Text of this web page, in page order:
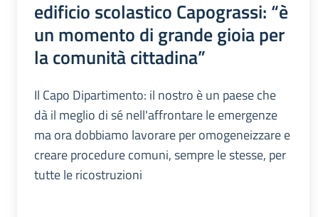
edificio scolastico Capograssi: “è
un momento di grande gioia per
la comunità cittadina”
Il Capo Dipartimento: il nostro è un paese che
dà il meglio di sé nell'affrontare le emergenze
ma ora dobbiamo lavorare per omogeneizzare e
creare procedure comuni, sempre le stesse, per
tutte le ricostruzioni